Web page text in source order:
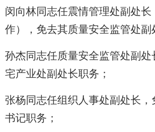
闵向林同志任震情管理处副处长
作），免去其质量安全监管处副
孙杰同志任质量安全监管处副处
宅产业处副处长职务；
张杨同志任组织人事处副处长，
书记职务；